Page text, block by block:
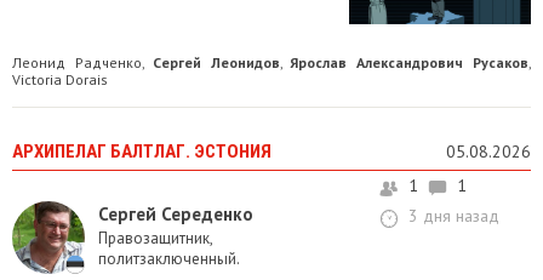
Леонид Радченко Сергей Леонидов Ярослав Александрович Русаков
Victoria Dorais
АРХИПЕЛАГ БАЛТЛАГ. ЭСТОНИЯ 05.08.2026
Сергей Середенко
Правозащитник,
политзаключенный.
1
1
3 дня назад